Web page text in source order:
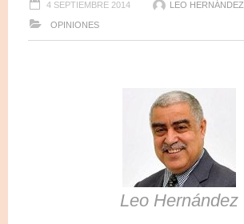
4 SEPTIEMBRE 2014 LEO HERNÁNDEZ
OPINIONES
Leo Hernández